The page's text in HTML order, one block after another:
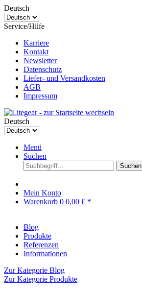
Deutsch
Service/Hilfe
Karriere
Kontakt
Newsletter
Datenschutz
Liefer- und Versandkosten
AGB
Impressum
Deutsch
Menü
Suchen
Suchen
Mein Konto
Warenkorb 0 0,00 € *
Blog
Produkte
Referenzen
Informationen
Zur Kategorie Blog
Zur Kategorie Produkte